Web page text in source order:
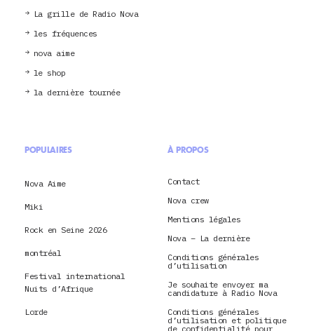
La grille de Radio Nova
les fréquences
nova aime
le shop
la dernière tournée
POPULAIRES
Nova Aime
Miki
Rock en Seine 2026
montréal
Festival international
Nuits d’Afrique
Lorde
À PROPOS
Contact
Nova crew
Mentions légales
Nova – La dernière
Conditions générales
d’utilisation
Je souhaite envoyer ma
candidature à Radio Nova
Conditions générales
d’utilisation et politique
de confidentialité pour